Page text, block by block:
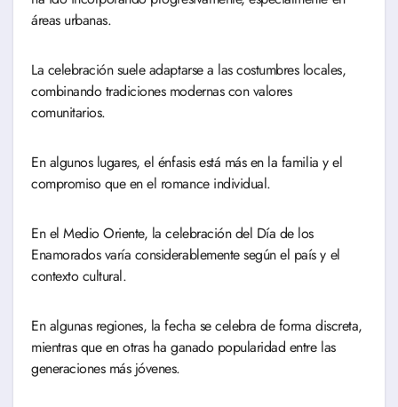
áreas urbanas.
La celebración suele adaptarse a las costumbres locales,
combinando tradiciones modernas con valores
comunitarios.
En algunos lugares, el énfasis está más en la familia y el
compromiso que en el romance individual.
En el Medio Oriente, la celebración del Día de los
Enamorados varía considerablemente según el país y el
contexto cultural.
En algunas regiones, la fecha se celebra de forma discreta,
mientras que en otras ha ganado popularidad entre las
generaciones más jóvenes.